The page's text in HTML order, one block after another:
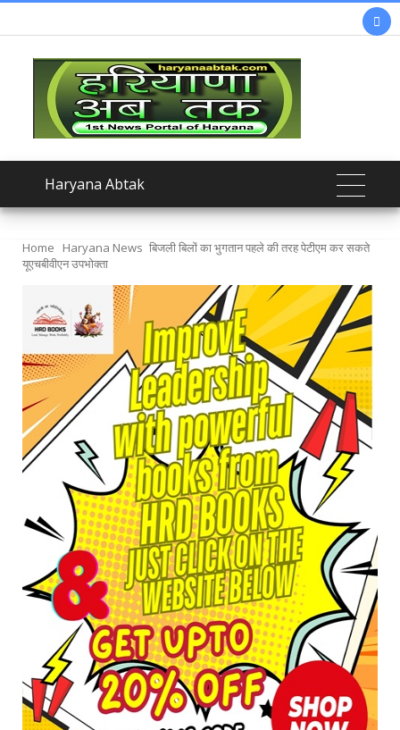

Haryana Abtak
Home Haryana News बिजली बिलों का भुगतान पहले की तरह पेटीएम कर सकते
यूएचबीवीएन उपभोक्ता